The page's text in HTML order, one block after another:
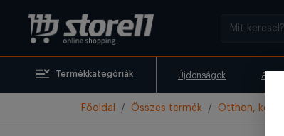
Termékkategóriák Újdonságok Akciók
Főoldal Összes termék Otthon, kert